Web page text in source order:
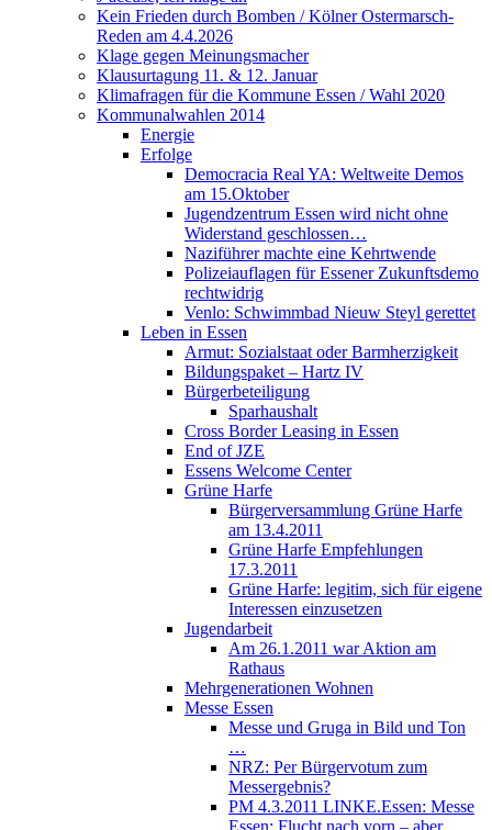
Kein Frieden durch Bomben / Kölner Ostermarsch-
Reden am 4.4.2026
Klage gegen Meinungsmacher
Klausurtagung 11. & 12. Januar
Klimafragen für die Kommune Essen / Wahl 2020
Kommunalwahlen 2014
Energie
Erfolge
Democracia Real YA: Weltweite Demos
am 15.Oktober
Jugendzentrum Essen wird nicht ohne
Widerstand geschlossen…
Naziführer machte eine Kehrtwende
Polizeiauflagen für Essener Zukunftsdemo
rechtwidrig
Venlo: Schwimmbad Nieuw Steyl gerettet
Leben in Essen
Armut: Sozialstaat oder Barmherzigkeit
Bildungspaket – Hartz IV
Bürgerbeteiligung
Sparhaushalt
Cross Border Leasing in Essen
End of JZE
Essens Welcome Center
Grüne Harfe
Bürgerversammlung Grüne Harfe
am 13.4.2011
Grüne Harfe Empfehlungen
17.3.2011
Grüne Harfe: legitim, sich für eigene
Interessen einzusetzen
Jugendarbeit
Am 26.1.2011 war Aktion am
Rathaus
Mehrgenerationen Wohnen
Messe Essen
Messe und Gruga in Bild und Ton
…
NRZ: Per Bürgervotum zum
Messergebnis?
PM 4.3.2011 LINKE.Essen: Messe
Essen: Flucht nach vorn – aber